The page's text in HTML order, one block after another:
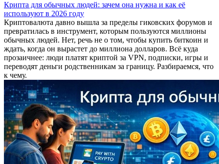
Крипта для обычных людей: зачем она нужна и как её
используют в 2026 году
Криптовалюта давно вышла за пределы гиковских форумов и
превратилась в инструмент, которым пользуются миллионы
обычных людей. Нет, речь не о том, чтобы купить биткоин и
ждать, когда он вырастет до миллиона долларов. Всё куда
прозаичнее: люди платят криптой за VPN, подписки, игры и
переводят деньги родственникам за границу. Разбираемся, что
к чему.